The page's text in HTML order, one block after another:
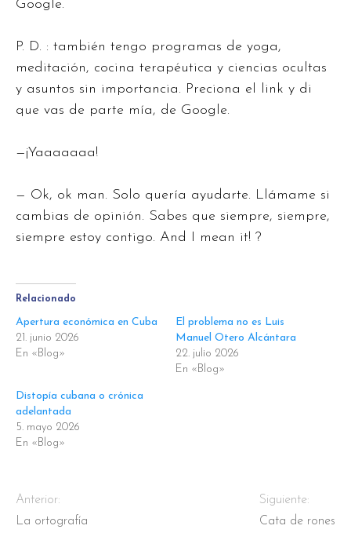
Google.
P. D. : también tengo programas de yoga,
meditación, cocina terapéutica y ciencias ocultas
y asuntos sin importancia. Preciona el link y di
que vas de parte mía, de Google.
—¡Yaaaaaaa!
— Ok, ok man. Solo quería ayudarte. Llámame si
cambias de opinión. Sabes que siempre, siempre,
siempre estoy contigo. And I mean it! ?
Relacionado
Apertura económica en Cuba
21. junio 2026
En «Blog»
El problema no es Luis
Manuel Otero Alcántara
22. julio 2026
En «Blog»
Distopía cubana o crónica
adelantada
5. mayo 2026
En «Blog»
Anterior:
La ortografía
Siguiente:
Cata de rones